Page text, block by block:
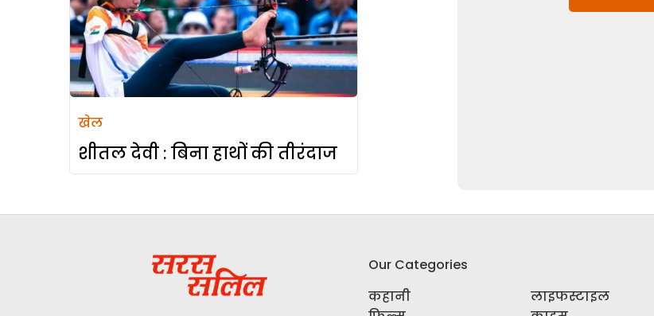
खेल
शीतल देवी : बिना हाथों की तीरंदाज
Our Categories
कहानी
लाइफस्टाइल